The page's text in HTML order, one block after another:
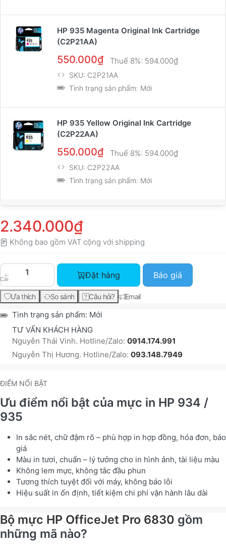
HP 935 Magenta Original Ink Cartridge
(C2P21AA)
550.000₫ Thuế 8%: 594.000₫
SKU: C2P21AA
Tình trạng sản phẩm: Mới
HP 935 Yellow Original Ink Cartridge
(C2P22AA)
550.000₫ Thuế 8%: 594.000₫
SKU: C2P22AA
Tình trạng sản phẩm: Mới
2.340.000₫
Không bao gồm VAT cộng với shipping
Cái
Bộ mực máy in HP OFFICEJET PRO 6830 với
Đặt hàng Báo giá
Ưa thích So sánh Câu hỏi? Email
Tình trạng sản phẩm: Mới
TƯ VẤN KHÁCH HÀNG
Nguyễn Thái Vinh. Hotline/Zalo: 0914.174.991
Nguyễn Thị Hương. Hotline/Zalo: 093.148.7949
ĐIỂM NỔI BẬT
Ưu điểm nổi bật của mực in HP 934 /
935
In sắc nét, chữ đậm rõ – phù hợp in hợp đồng, hóa đơn, báo
giá
Màu in tươi, chuẩn – lý tưởng cho in hình ảnh, tài liệu màu
Không lem mực, không tắc đầu phun
Tương thích tuyệt đối với máy, không báo lỗi
Hiệu suất in ổn định, tiết kiệm chi phí vận hành lâu dài
Bộ mực HP OfficeJet Pro 6830 gồm
những mã nào?